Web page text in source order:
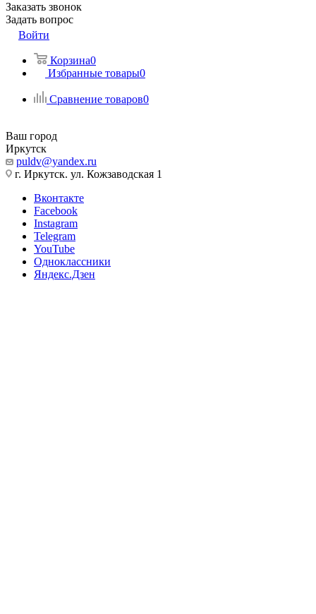
Заказать звонок
Задать вопрос
Войти
Корзина0
Избранные товары0
Сравнение товаров0
Ваш город
Иркутск
puldv@yandex.ru
г. Иркутск. ул. Кожзаводская 1
Вконтакте
Facebook
Instagram
Telegram
YouTube
Одноклассники
Яндекс.Дзен